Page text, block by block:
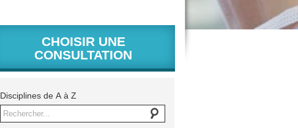
CHOISIR UNE
CONSULTATION
Disciplines de A à Z
Rechercher...